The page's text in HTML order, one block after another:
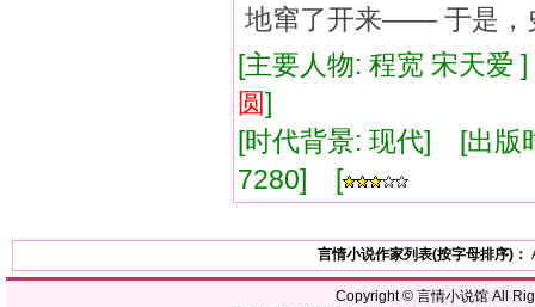
地窜了开来—— 于是，
[主要人物: 程宽 宋天
圆]
[时代背景: 现代] [出
7280] [
言情小说作家列表(按字母排序)：
Copyright © 言情小说馆All